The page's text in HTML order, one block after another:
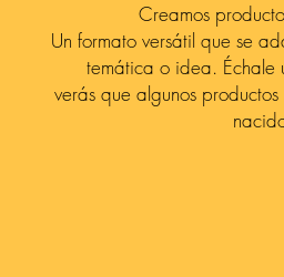
Creamos
Un formato versátil que se
temática o idea. Échale
verás que algunos